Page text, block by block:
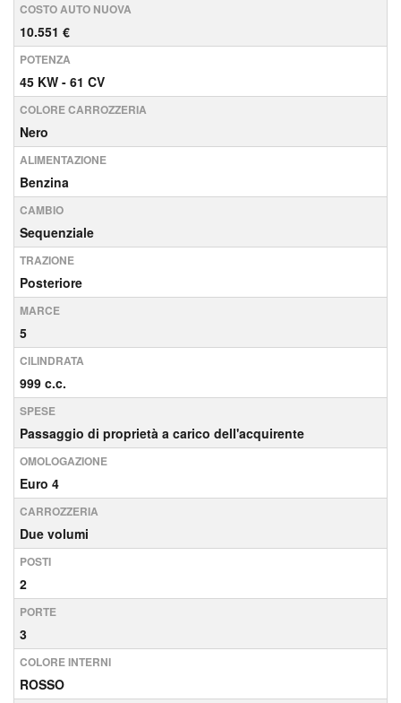
COSTO AUTO NUOVA
10.551 €
POTENZA
45 KW - 61 CV
COLORE CARROZZERIA
Nero
ALIMENTAZIONE
Benzina
CAMBIO
Sequenziale
TRAZIONE
Posteriore
MARCE
5
CILINDRATA
999 c.c.
SPESE
Passaggio di proprietà a carico dell'acquirente
OMOLOGAZIONE
Euro 4
CARROZZERIA
Due volumi
POSTI
2
PORTE
3
COLORE INTERNI
ROSSO